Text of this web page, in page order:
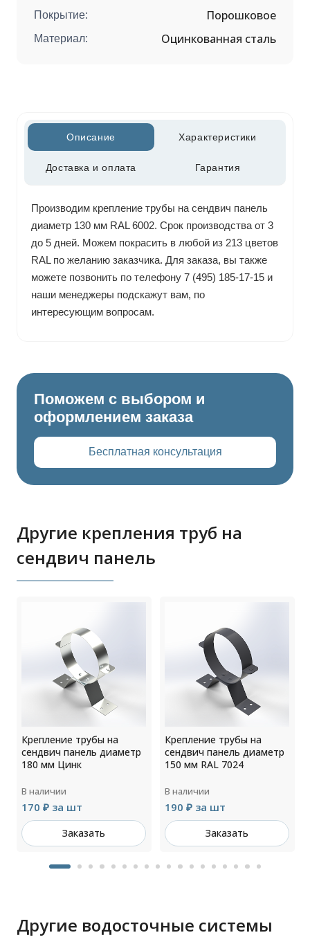
Покрытие: Порошковое
Материал: Оцинкованная сталь
Описание Характеристики
Доставка и оплата Гарантия
Производим крепление трубы на сендвич панель
диаметр 130 мм RAL 6002. Срок производства от 3
до 5 дней. Можем покрасить в любой из 213 цветов
RAL по желанию заказчика. Для заказа, вы также
можете позвонить по телефону 7 (495) 185-17-15 и
наши менеджеры подскажут вам, по
интересующим вопросам.
Поможем с выбором и
оформлением заказа
Бесплатная консультация
Другие крепления труб на
сендвич панель
Крепление трубы на
сендвич панель диаметр
180 мм Цинк
В наличии
170 ₽ за шт
Заказать
Крепление трубы на
сендвич панель диаметр
150 мм RAL 7024
В наличии
190 ₽ за шт
Заказать
Другие водосточные системы